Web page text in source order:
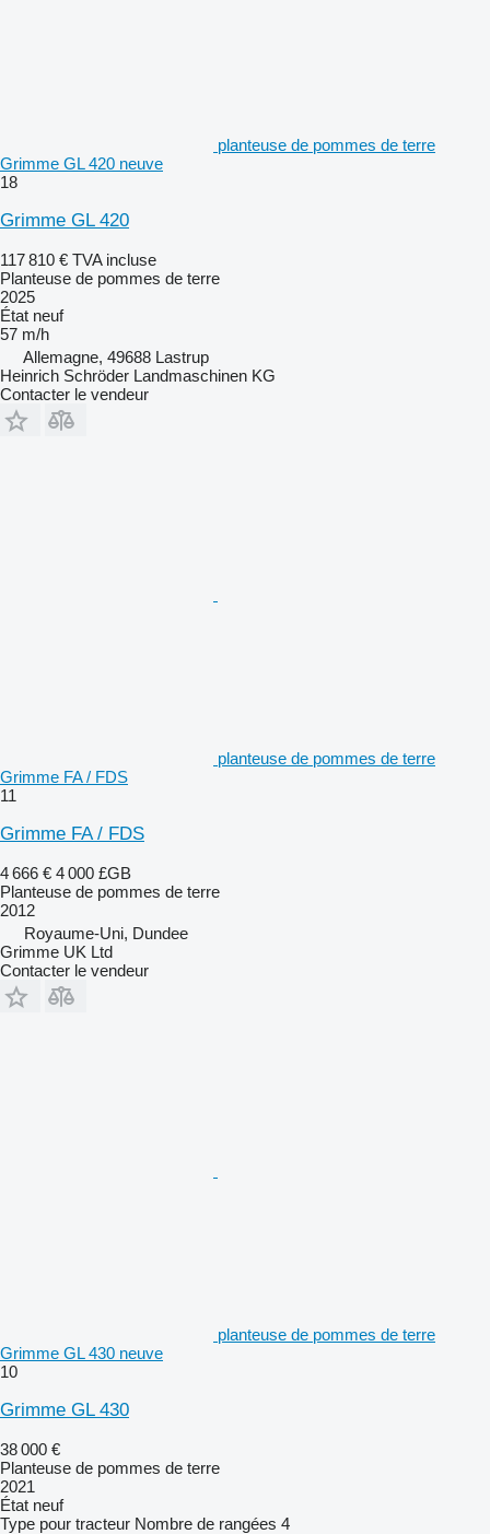
planteuse de pommes de terre
Grimme GL 420 neuve
18
Grimme GL 420
117 810 € TVA incluse
Planteuse de pommes de terre
2025
État neuf
57 m/h
Allemagne, 49688 Lastrup
Heinrich Schröder Landmaschinen KG
Contacter le vendeur
planteuse de pommes de terre
Grimme FA / FDS
11
Grimme FA / FDS
4 666 € 4 000 £GB
Planteuse de pommes de terre
2012
Royaume-Uni, Dundee
Grimme UK Ltd
Contacter le vendeur
planteuse de pommes de terre
Grimme GL 430 neuve
10
Grimme GL 430
38 000 €
Planteuse de pommes de terre
2021
État neuf
Type pour tracteur Nombre de rangées 4